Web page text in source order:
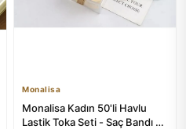
Monalisa
Monalisa Kadın 50'li Havlu
Lastik Toka Seti - Saç Bandı ve